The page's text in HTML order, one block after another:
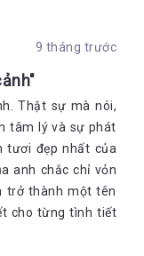
Thái và phải chịu án
dường như đã hủy
tối, phải chịu đựng
bám của giới truyền
đây mai đó sau
những người hàng
số họ là người Hồi
khác biệt, bởi tôi
mẹ tôi khi thấy bà
những người nhà
9 tháng trước
Thật sự mà nói,
tâm lý và sự phát
tươi đẹp nhất của
anh chắc chỉ vỏn
trở thành một tên
cho từng tình tiết